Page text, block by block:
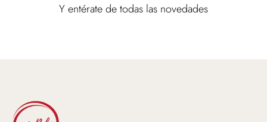
Y entérate de todas las novedades